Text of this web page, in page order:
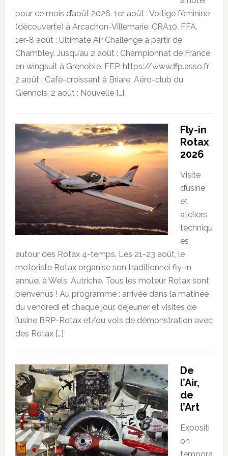
pour ce mois d’août 2026. 1er août : Voltige féminine
(découverte) à Arcachon-Villemarie. CRA10. FFA.
1er-8 août : Ultimate Air Challenge à partir de
Chambley. Jusqu’au 2 août : Championnat de France
en wingsuit à Grenoble. FFP. https://www.ffp.asso.fr
2 août : Café-croissant à Briare. Aéro-club du
Giennois. 2 août : Nouvelle […]
Fly-in
Rotax
2026
Visite
d’usine
et
ateliers
techniqu
es
autour des Rotax 4-temps. Les 21-23 août, le
motoriste Rotax organise son traditionnel fly-in
annuel à Wels, Autriche. Tous les moteur Rotax sont
bienvenus ! Au programme : arrivée dans la matinée
du vendredi et chaque jour, dejeuner et visites de
l’usine BRP-Rotax et/ou vols de démonstration avec
des Rotax […]
De
l’Air,
de
l’Art
Expositi
on